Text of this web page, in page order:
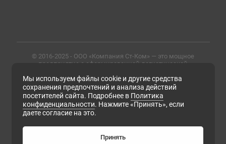
© 2016-2025 - ООО «Компания Ст-Ком» — это мощное
предприятие с сформированной логистической
профессиональными сотрудниками. Предлагаем
металлопрокат любых марок, типов и размеров с
доставкой в России и СНГ
ИНН 6679102638, ОГРН 1169658133171
Согласие на обработку персональных данных
Согласие на получение рассылки рекламно-
информационных материалов
Мы используем файлы cookie и другие средства
сохранения предпочтений и анализа действий
посетителей сайта. Подробнее в Политика
конфиденциальности. Нажмите «Принять», если
даете согласие на это.
Принять